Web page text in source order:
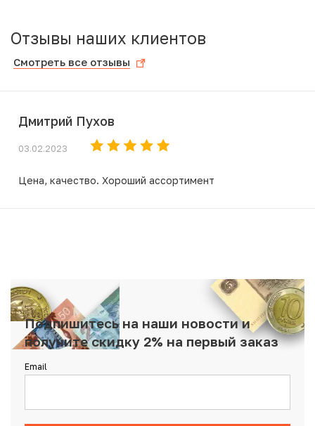
Отзывы наших клиентов
Смотреть все отзывы
Дмитрий Пухов
03.02.2023
Цена, качество. Хороший ассортимент
Подпишитесь на наши новости и
получите скидку 2% на первый заказ
Email